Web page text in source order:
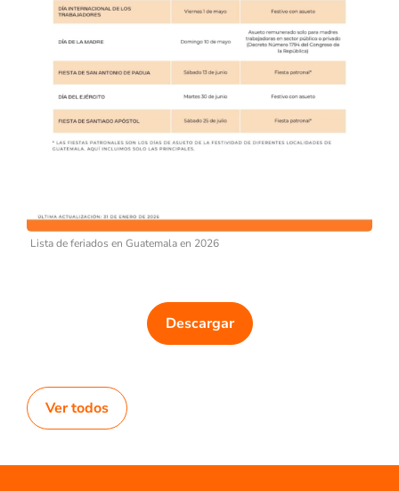
Lista de feriados en Guatemala en 2026
Descargar
Ver todos